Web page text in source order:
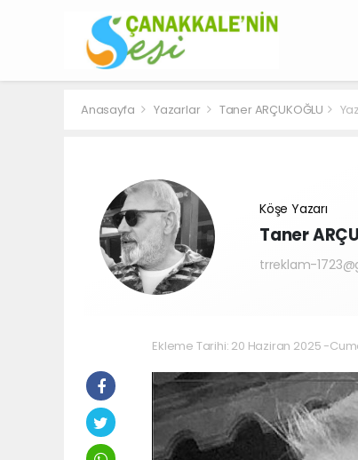
Anasayfa Yazarlar Taner ARÇUKOĞLU
Köşe Yazarı
Taner
trreklam-
Ekleme Tarihi: 20 Haziran 2025 -